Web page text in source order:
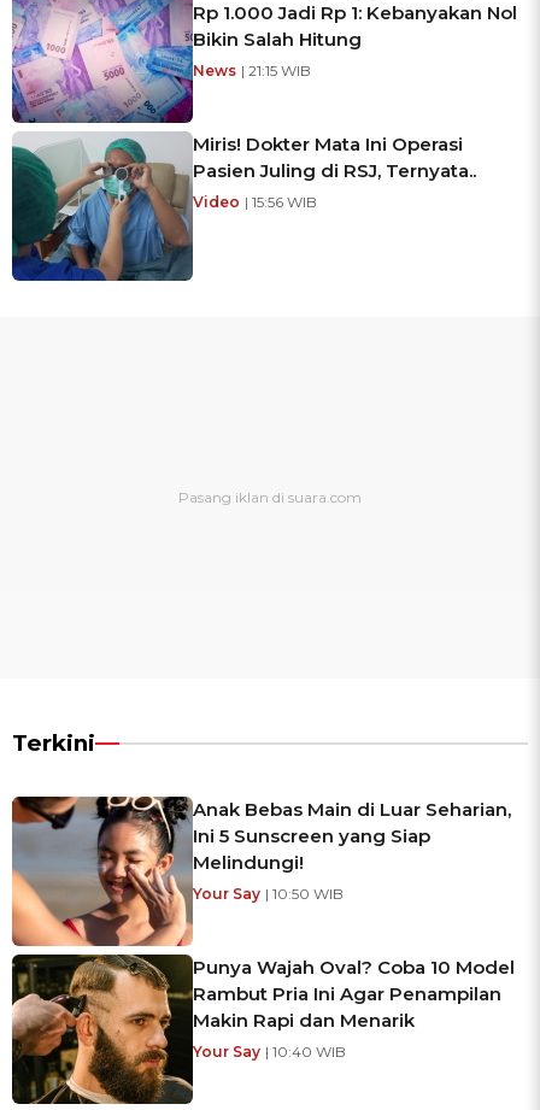
Rp 1.000 Jadi Rp 1: Kebanyakan Nol
Bikin Salah Hitung
News | 21:15 WIB
Miris! Dokter Mata Ini Operasi
Pasien Juling di RSJ, Ternyata..
Video | 15:56 WIB
Terkini
Anak Bebas Main di Luar Seharian,
Ini 5 Sunscreen yang Siap
Melindungi!
Your Say | 10:50 WIB
Punya Wajah Oval? Coba 10 Model
Rambut Pria Ini Agar Penampilan
Makin Rapi dan Menarik
Your Say | 10:40 WIB